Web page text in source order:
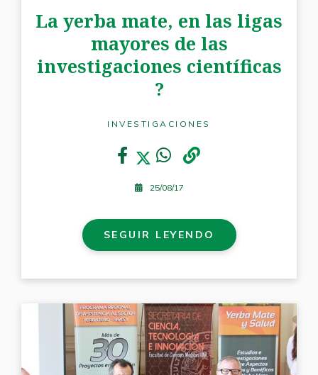
La yerba mate, en las ligas
mayores de las
investigaciones científicas
?
INVESTIGACIONES
25/08/17
SEGUIR LEYENDO